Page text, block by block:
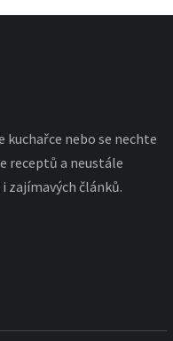
nebo se nechte
receptů a neustále
zajímavých článků.